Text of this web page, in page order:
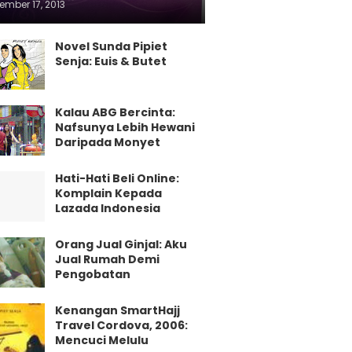
17, 2013
Novel Sunda Pipiet
Senja: Euis & Butet
Kalau ABG Bercinta:
Nafsunya Lebih Hewani
Daripada Monyet
Hati-Hati Beli Online:
Komplain Kepada
Lazada Indonesia
Orang Jual Ginjal: Aku
Jual Rumah Demi
Pengobatan
Kenangan SmartHajj
Travel Cordova, 2006:
Mencuci Melulu